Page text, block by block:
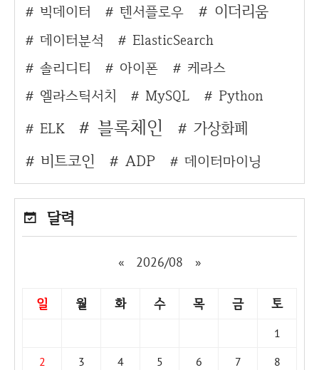
빅데이터
텐서플로우 이더리움
데이터분석
ElasticSearch
솔리디티
아이폰
케라스
엘라스틱서치
MySQL
Python
ELK
블록체인
가상화폐
비트코인
ADP 데이터마이닝
달력
« 2026/08 »
일 월 화 수 목 금 토
1
2
3 4 5 6 7
8